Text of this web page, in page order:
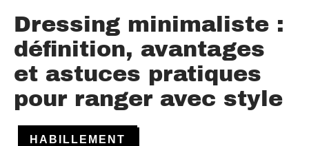
Dressing minimaliste :
définition, avantages
et astuces pratiques
pour ranger avec style
HABILLEMENT